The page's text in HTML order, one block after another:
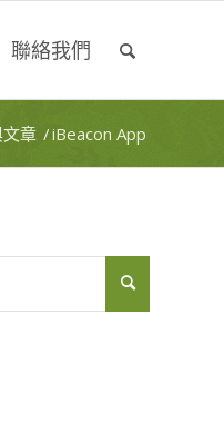
聯絡我們
章 /iBeacon App